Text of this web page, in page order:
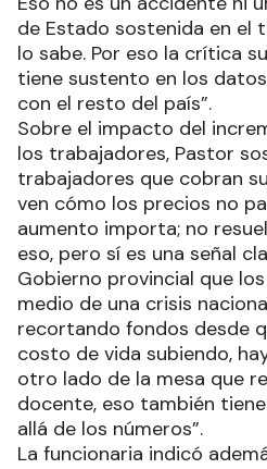
de Estado sostenida en el
lo sabe. Por eso la crítica
tiene sustento en los
con el resto del país”.
Sobre el impacto del
los trabajadores, Pastor
trabajadores que cobran
ven cómo los precios no
aumento importa; no
eso, pero sí es una señal
Gobierno provincial que
medio de una crisis
recortando fondos desde
costo de vida subiendo,
otro lado de la mesa que
docente, eso también
allá de los números”.
La funcionaria indicó